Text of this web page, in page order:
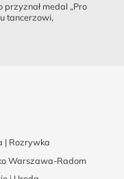
medal „Pro
tancerzowi,
| Rozrywka
Warszawa-Radom